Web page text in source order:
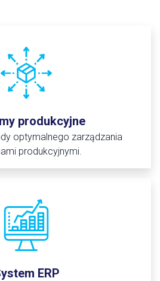
produkcyjne
optymalnego zarządzania
produkcyjnymi.
ERP